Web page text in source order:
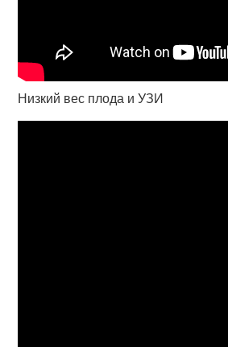
Низкий вес плода и УЗИ